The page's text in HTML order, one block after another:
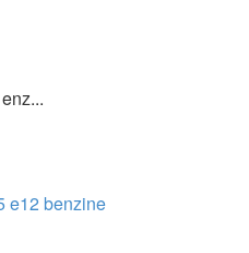
e12 benzine